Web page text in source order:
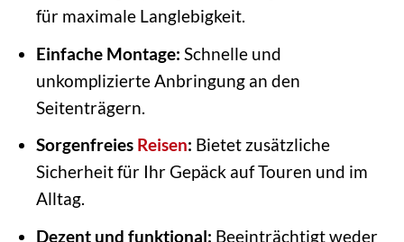
für maximale Langlebigkeit.
Einfache Montage: Schnelle und
unkomplizierte Anbringung an den
Seitenträgern.
Sorgenfreies Reisen: Bietet zusätzliche
Sicherheit für Ihr Gepäck auf Touren und im
Alltag.
Dezent und funktional: Beeinträchtigt weder